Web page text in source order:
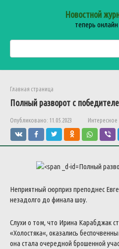
Новостной
теперь онлайн
Главная страница
Полный разворот с
Опубликовано: 11.05.2023 Интересное
Полный
Неприятный сюрприз преподнес
незадолго до финала шоу.
Слухи о том, что Ирина Карабджак
«Холостяка«, оказались
она стала очередной брошенной